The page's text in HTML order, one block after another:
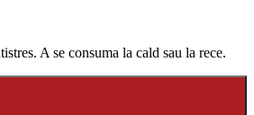
A se consuma la cald sau la rece.